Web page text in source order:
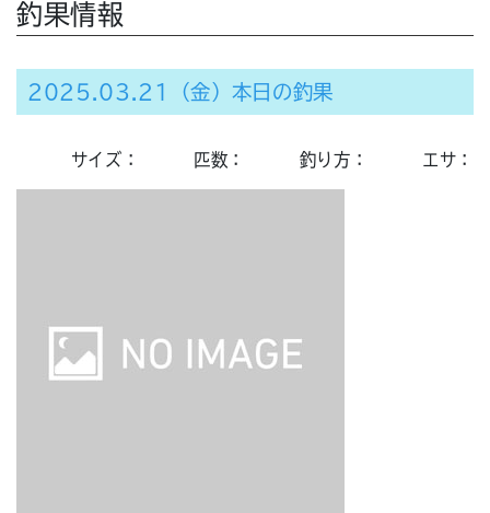
釣果情報
2025.03.21（金）本日の釣果
サイズ： 匹数： 釣り方： エサ：